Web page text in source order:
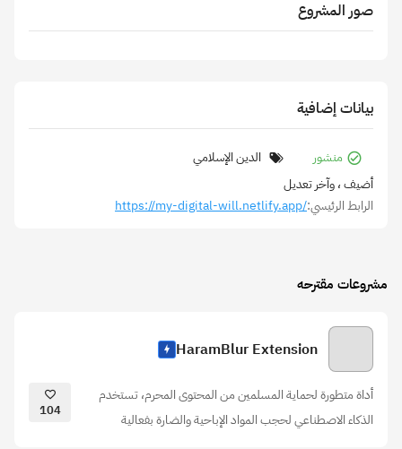
صور المشروع
بيانات إضافية
منشور
الدين الإسلامي
أضيف، وآخر تعديل
الرابط الرئيسي:https://my-digital-will.netlify.app/
مشروعات مقترحه
HaramBlur Extension
أداة متطورة لحماية المسلمين من المحتوى المحرم، تستخدم
الذكاء الاصطناعي لحجب المواد الإباحية والضارة بفعالية
104